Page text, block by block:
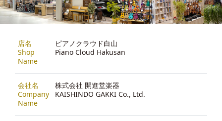
店名
Shop
Name
ピアノクラウド白山
Piano Cloud Hakusan
会社名
Company
Name
株式会社 開進堂楽器
KAISHINDO GAKKI Co., Ltd.